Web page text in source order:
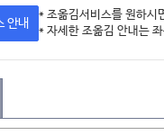
안내
* 조옮김서비스를 원하시
* 자세한 조옮김 안내는